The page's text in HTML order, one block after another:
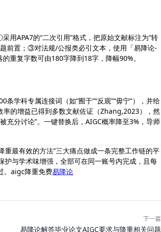
用APA7的“二次引用”格式，把原始文献标注为“转
前置；③对法规/公报类必引文本，使用「易降论-
重复字数可由180字降到18字，降幅90%。
学科专属连接词（如“囿于”“反观”“毋宁”），并给
率的增益已得到多数文献佐证（Zhang,2023），然
充分讨论”。一键替换后，AIGC概率降至3%，导师
最有效的方法”三大痛点做成一条完整工作链的平
与学术味增强，全部可在同一账号内完成，且每
。aigc降重免费易降论
下一篇
易降论解答毕业论文AIGC要求与降重相关问题